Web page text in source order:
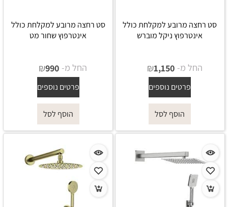
סט רחצה מרובע למקלחת כולל
אינטרפוץ ניקל מוברש
החל מ- ₪1,150
פרטים נוספים
הוסף לסל
סט רחצה מרובע למקלחת כולל
אינטרפוץ שחור מט
החל מ- ₪990
פרטים נוספים
הוסף לסל